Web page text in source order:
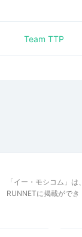
Team TTP
「イー・モシコム」
RUNNETに掲載がで